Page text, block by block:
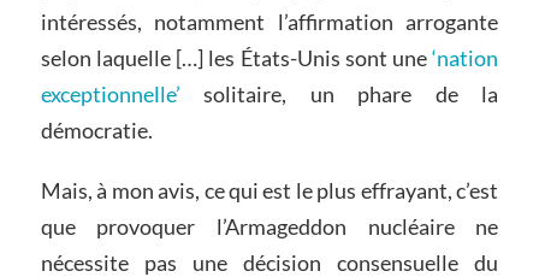
intéressés, notamment l’affirmation arrogante
selon laquelle […] les États-Unis sont une‘nation
exceptionnelle’ solitaire, un phare de la
démocratie.
Mais, à mon avis, ce qui est le plus effrayant, c’est
que provoquer l’Armageddon nucléaire ne
nécessite pas une décision consensuelle du